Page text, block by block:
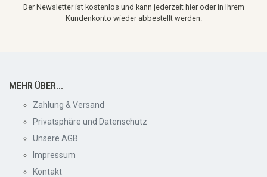
Der Newsletter ist kostenlos und kann jederzeit hier oder in Ihrem
Kundenkonto wieder abbestellt werden.
MEHR ÜBER...
Zahlung & Versand
Privatsphäre und Datenschutz
Unsere AGB
Impressum
Kontakt